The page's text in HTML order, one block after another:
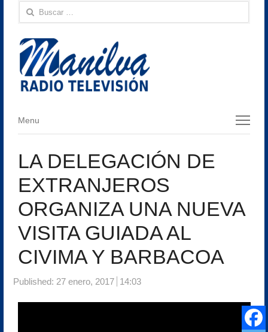
Buscar:
Menu
Menu
LA DELEGACIÓN DE
EXTRANJEROS
ORGANIZA UNA NUEVA
VISITA GUIADA AL
CIVIMA Y BARBACOA
Published: 27 enero, 2017 14:03